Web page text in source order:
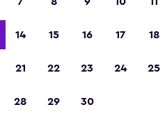
14 15 16 17 18
21 22 23 24 25
28 29 30